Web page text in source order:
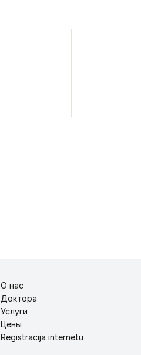
О нас
Доктора
Услуги
Цены
Registracija internetu